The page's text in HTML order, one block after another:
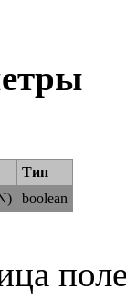
Тип
boolean